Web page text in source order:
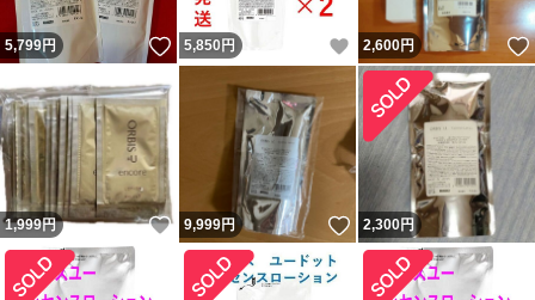
5,799円 いいね！
5,850 円 いいね！
2,600円
1,999円 いいね！
9,999円 いいね！
2,300円